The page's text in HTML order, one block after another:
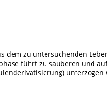
dem zu untersuchenden
führt zu sauberen und
unterzogen